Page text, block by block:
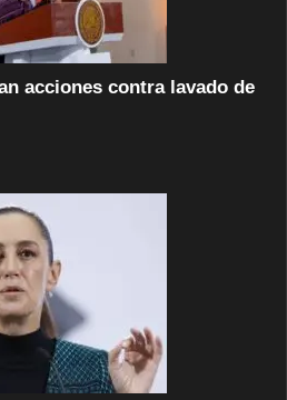
acciones contra lavado de